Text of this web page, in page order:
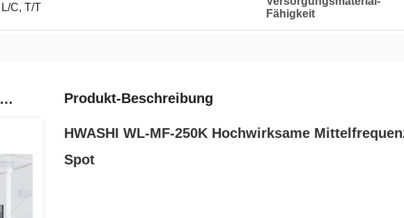
L/C, T/T
Fähigkeit
VERWANDTE PRODUKTE Produkt-Beschreibung
HWASHI WL-MF-250K Hochwirksame
Spot